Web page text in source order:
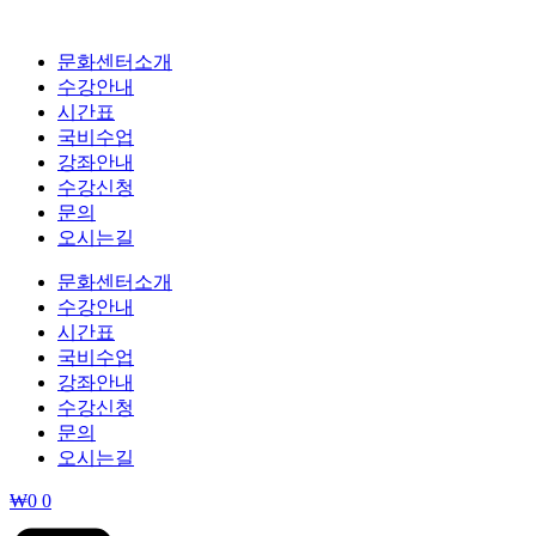
문화센터소개
수강안내
시간표
국비수업
강좌안내
수강신청
문의
오시는길
문화센터소개
수강안내
시간표
국비수업
강좌안내
수강신청
문의
오시는길
₩0 0